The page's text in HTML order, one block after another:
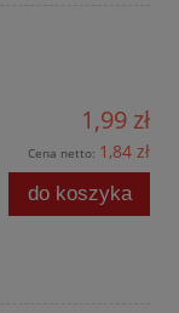
1,99 zł
Cena netto: 1,84 zł
do koszyka